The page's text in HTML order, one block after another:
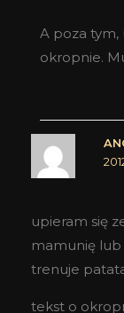
A poza
okropnie.
upieram się
mamunię lub
trenuje
tekst o